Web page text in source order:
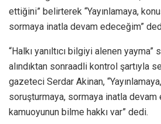
ettiğini” belirterek “Yayınlamaya,
sormaya inatla devam edeceğim”
“Halkı yanıltıcı bilgiyi alenen yayma”
alındıktan sonraadli kontrol şartıyla
gazeteci Serdar Akinan,
soruşturmaya, sormaya inatla devam
kamuoyunun bilme hakkı var” dedi.